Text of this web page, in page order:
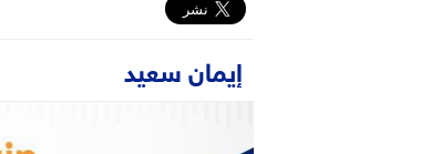
إيمان سعيد